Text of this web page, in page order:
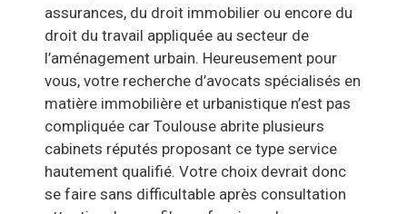
assurances, du droit immobilier ou encore du
droit du travail appliquée au secteur de
l’aménagement urbain. Heureusement pour
vous, votre recherche d’avocats spécialisés en
matière immobilière et urbanistique n’est pas
compliquée car Toulouse abrite plusieurs
cabinets réputés proposant ce type service
hautement qualifié. Votre choix devrait donc
se faire sans difficultable après consultation